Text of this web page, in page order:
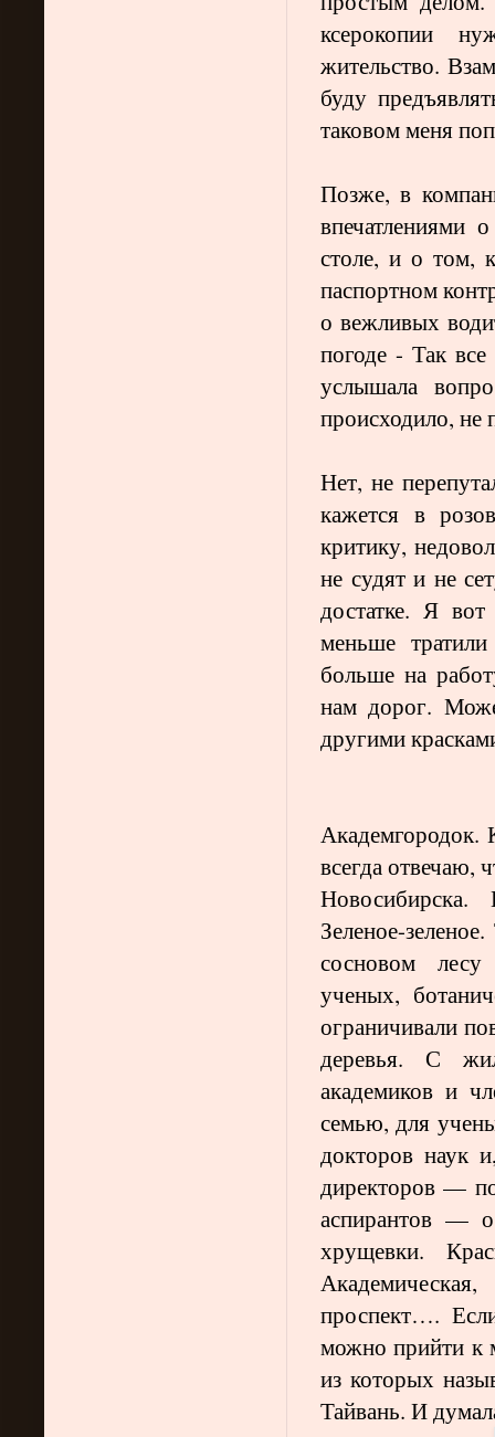
ксерокопии
жительство.
буду
таковом меня
Позже, в
впечатлениями
столе, и о том,
паспортном
о вежливых
погоде - Так
услышала
происходило, не
Нет, не
кажется в
критику,
не судят и не
достатке. Я
меньше
больше на
нам дорог.
другими
всегда отвечаю,
Новосибирска.
Зеленое-
сосновом
ученых,
ограничивали
деревья. С
академиков и
семью, для
докторов наук
директоров —
аспирантов —
хрущевки.
проспект….
можно прийти к
из которых
Тайвань. И